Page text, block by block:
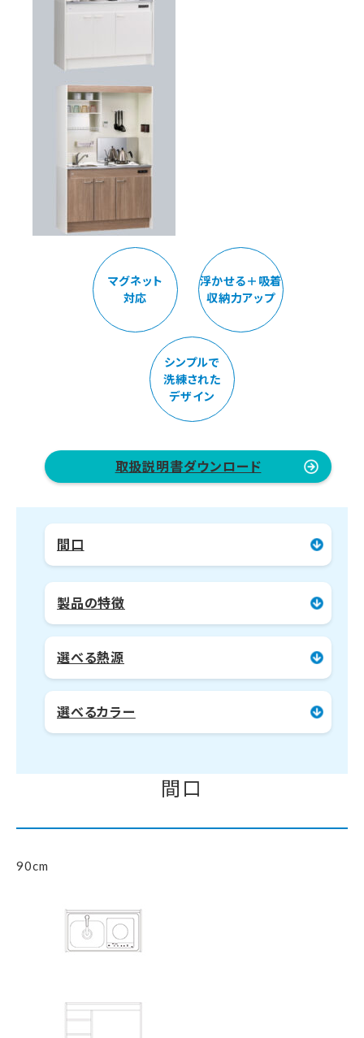
マグネット
対応
浮かせる＋吸着
収納力アップ
シンプルで
洗練された
デザイン
取扱説明書ダウンロード
間口
製品の特徴
選べる熱源
選べるカラー
間口
90cm